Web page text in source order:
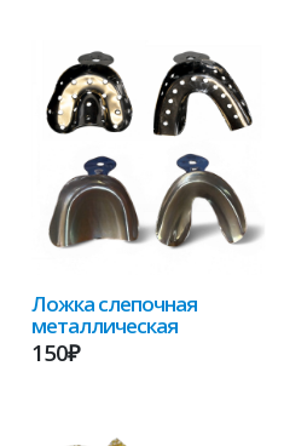
Ложка слепочная
металлическая
150₽